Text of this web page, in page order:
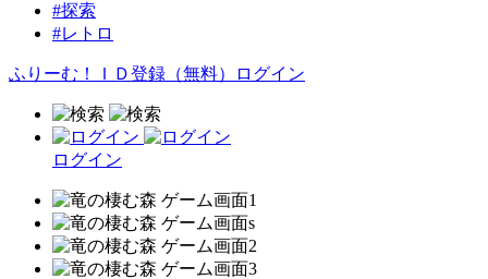
#探索
#レトロ
ふりーむ！ＩＤ登録（無料） ログイン
ログイン